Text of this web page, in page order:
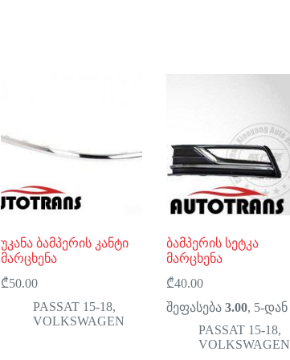
უკანა ბამპერის კანტი
მარცხენა
₾50.00
PASSAT 15-18,
VOLKSWAGEN
ბამპერის სეტკა
მარცხენა
₾40.00
შეფასება3.00, 5-დან
PASSAT 15-18,
VOLKSWAGEN